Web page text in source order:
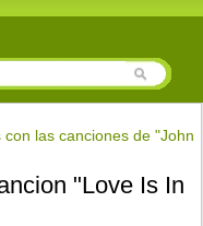
con las canciones de "John
"Love Is In